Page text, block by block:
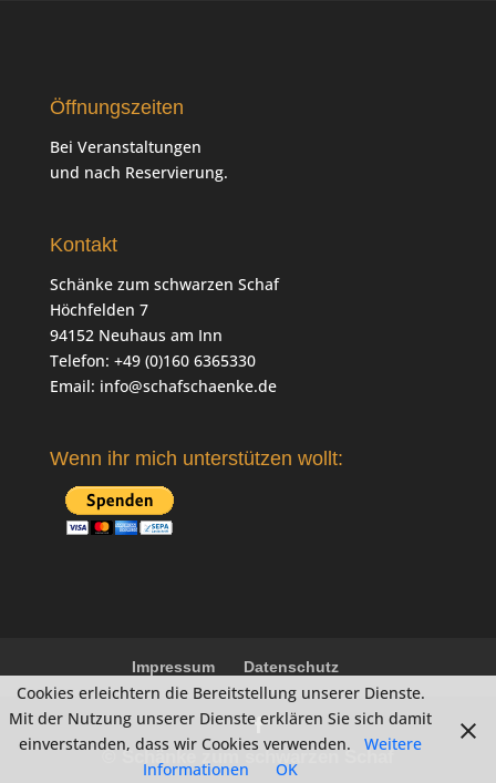
Öffnungszeiten
Bei Veranstaltungen
und nach Reservierung.
Kontakt
Schänke zum schwarzen Schaf
Höchfelden 7
94152 Neuhaus am Inn
Telefon: +49 (0)160 6365330
Email: info@schafschaenke.de
Wenn ihr mich unterstützen wollt:
Impressum Datenschutz
© Schänke zum schwarzen Schaf
Cookies erleichtern die Bereitstellung unserer Dienste.
Mit der Nutzung unserer Dienste erklären Sie sich damit
einverstanden, dass wir Cookies verwenden.
Weitere
Informationen
OK